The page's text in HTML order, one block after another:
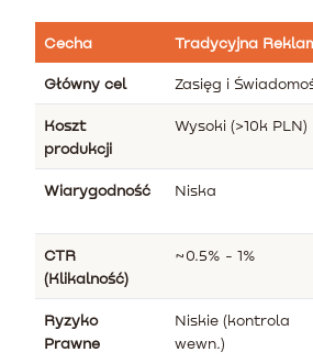
Cecha Tradycyjna
Główny cel Zasięg i
Koszt
produkcji
Wysoki (>10k PLN)
Wiarygodność Niska
CTR
(Klikalność)
~0.5% - 1%
Ryzyko
Prawne
Niskie (kontrola
wewn.)